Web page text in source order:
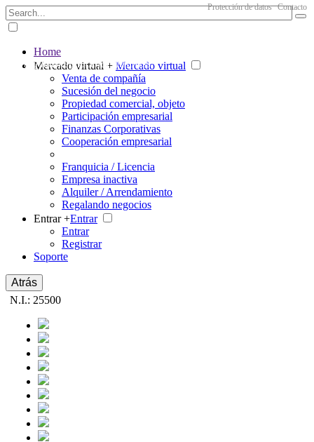
The big marketplace for business
Protección de datos Contacto
Home
Mercado virtual + Mercado virtual
Venta de compañía
Sucesión del negocio
Propiedad comercial, objeto
Participación empresarial
Finanzas Corporativas
Cooperación empresarial
Franquicia / Licencia
Empresa inactiva
Alquiler / Arrendamiento
Regalando negocios
Entrar +Entrar
Entrar
Registrar
Soporte
Atrás
N.I.: 25500